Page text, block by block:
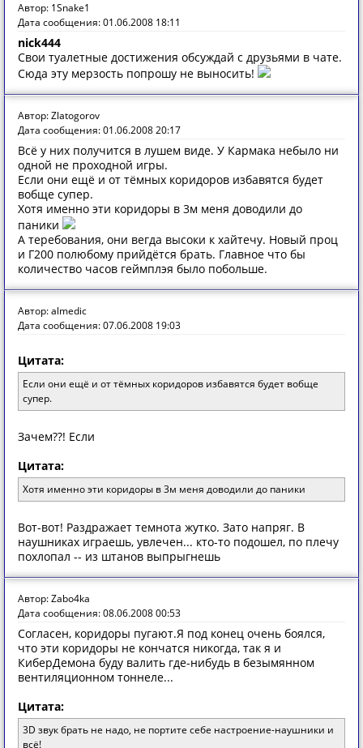
Автор: 1Snake1
Дата сообщения: 01.06.2008 18:11
nick444
Свои туалетные достижения обсуждай с друзьями в чате.
Сюда эту мерзость попрошу не выносить!
Автор: Zlatogorov
Дата сообщения: 01.06.2008 20:17
Всё у них получится в лушем виде. У Кармака небыло ни
одной не проходной игры.
Если они ещё и от тёмных коридоров избавятся будет
вобще супер.
Хотя именно эти коридоры в 3м меня доводили до
паники
А теребования, они вегда высоки к хайтечу. Новый проц
и Г200 полюбому прийдётся брать. Главное что бы
количество часов геймплэя было побольше.
Автор: almedic
Дата сообщения: 07.06.2008 19:03
Цитата:
Если они ещё и от тёмных коридоров избавятся будет вобще
супер.
Зачем??! Если
Цитата:
Хотя именно эти коридоры в 3м меня доводили до паники
Вот-вот! Раздражает темнота жутко. Зато напряг. В
наушниках играешь, увлечен... кто-то подошел, по плечу
похлопал -- из штанов выпрыгнешь
Автор: Zabo4ka
Дата сообщения: 08.06.2008 00:53
Согласен, коридоры пугают.Я под конец очень боялся,
что эти коридоры не кончатся никогда, так я и
КиберДемона буду валить где-нибудь в безымянном
вентиляционном тоннеле...
Цитата:
3D звук брать не надо, не портите себе настроение-наушники и
всё!